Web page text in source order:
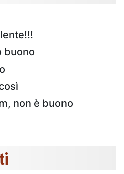
buono
non è buono